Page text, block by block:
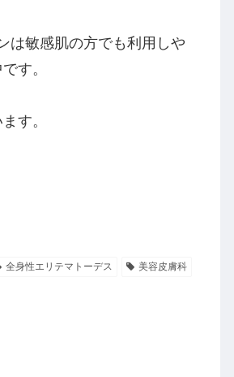
は敏感肌の方でも利用しや
す。
す。
全身性エリテマトーデス 美容皮膚科